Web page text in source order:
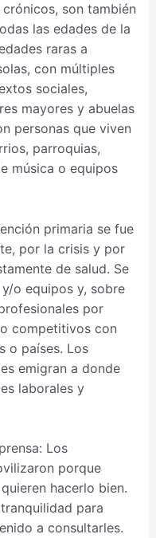
son también
las edades de la
raras a
con múltiples
sociales,
mayores y abuelas
personas que viven
parroquias,
música o equipos
primaria se fue
por la crisis y por
de salud. Se
o equipos y, sobre
por
competitivos con
o países. Los
emigran a donde
laborales y
Los
porque
hacerlo bien.
para
a consultarles.